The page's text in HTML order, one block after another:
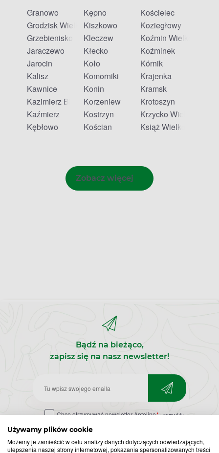
Używamy plików cookie
Możemy je zamieścić w celu analizy danych dotyczących odwiedzających,
ulepszenia naszej strony internetowej, pokazania spersonalizowanych treści
Granowo
Grodzisk Wielkopolski
Grzebienisko
Jaraczewo
Jarocin
Kalisz
Kawnice
Kazimierz Biskupi
Kaźmierz
Kębłowo
Kępno
Kiszkowo
Kleczew
Kłecko
Koło
Komorniki
Konin
Korzeniew
Kostrzyn
Kościan
Kościelec
Koziegłowy
Koźmin Wielkopolski
Koźminek
Kórnik
Krajenka
Kramsk
Krotoszyn
Krzycko Wielkie
Książ Wielkopolski
Zobacz więcej
Bądź na bieżąco,
zapisz się na nasz newsletter!
Zapisz
do
newslettera
Chcę otrzymywać newsletter Apteline* rozwiń>